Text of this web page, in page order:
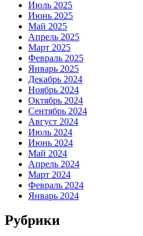
Июль 2025
Июнь 2025
Май 2025
Апрель 2025
Март 2025
Февраль 2025
Январь 2025
Декабрь 2024
Ноябрь 2024
Октябрь 2024
Сентябрь 2024
Август 2024
Июль 2024
Июнь 2024
Май 2024
Апрель 2024
Март 2024
Февраль 2024
Январь 2024
Рубрики